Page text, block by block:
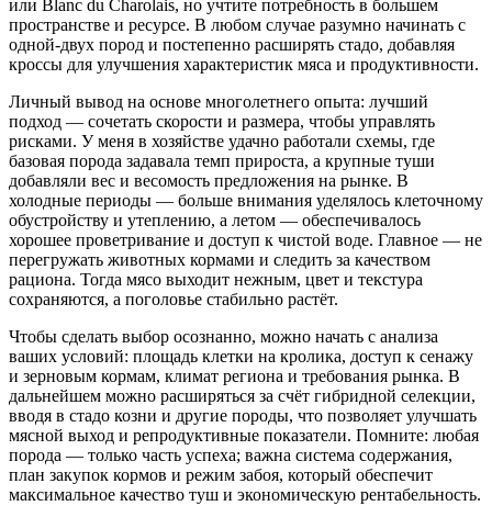
или Blanc du Charolais, но учтите потребность в большем
пространстве и ресурсе. В любом случае разумно начинать с
одной-двух пород и постепенно расширять стадо, добавляя
кроссы для улучшения характеристик мяса и продуктивности.
Личный вывод на основе многолетнего опыта: лучший
подход — сочетать скорости и размера, чтобы управлять
рисками. У меня в хозяйстве удачно работали схемы, где
базовая порода задавала темп прироста, а крупные туши
добавляли вес и весомость предложения на рынке. В
холодные периоды — больше внимания уделялось клеточному
обустройству и утеплению, а летом — обеспечивалось
хорошее проветривание и доступ к чистой воде. Главное — не
перегружать животных кормами и следить за качеством
рациона. Тогда мясо выходит нежным, цвет и текстура
сохраняются, а поголовье стабильно растёт.
Чтобы сделать выбор осознанно, можно начать с анализа
ваших условий: площадь клетки на кролика, доступ к сенажу
и зерновым кормам, климат региона и требования рынка. В
дальнейшем можно расширяться за счёт гибридной селекции,
вводя в стадо козни и другие породы, что позволяет улучшать
мясной выход и репродуктивные показатели. Помните: любая
порода — только часть успеха; важна система содержания,
план закупок кормов и режим забоя, который обеспечит
максимальное качество туш и экономическую рентабельность.